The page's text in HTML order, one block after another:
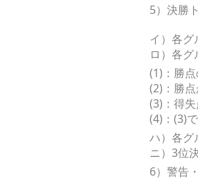
5）決勝
イ）各グ
ロ）各
(1)：勝点
(2)：勝
(3)：得
(4)：(3)
ハ）各グ
ニ）3位
6）警告